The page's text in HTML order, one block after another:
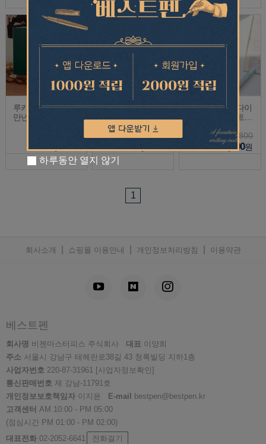
루카랩 노트 기록책
만년형 플래너
11,800원
미도리 프리 다이어
리 히비노
53,000
53,000원
썸무드 디자인 다이
어리 데이 트리트먼
24,800
24,800원
1
회사소개 쇼핑몰 이용안내 개인정보처리방침 이용약관
베스트펜
회사명 비젠마스터피스 주식회사 대표 이양희
주소 서울시 강남구 테헤란로38길 43 청록빌딩 지하1층
사업자번호 220-87-31961 [사업자정보확인]
통신판매번호 제 강남-11791호
개인정보보호책임자 이지윤 E-mail
bestpen@bestpen.kr
고객센터 AM 10:00 - PM 05:00
(점심시간 PM 01:00 - PM 02:00)
대표전화 02-2052-6641 전화걸기
하루동안 열지 않기